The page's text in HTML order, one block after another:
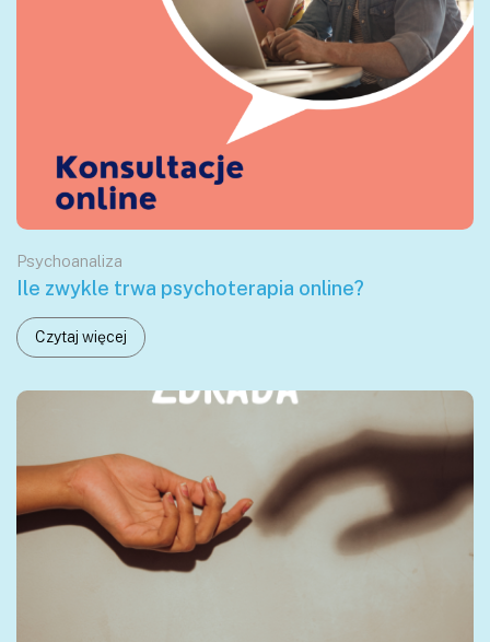
Psychoanaliza
Ile zwykle trwa psychoterapia online?
Czytaj więcej